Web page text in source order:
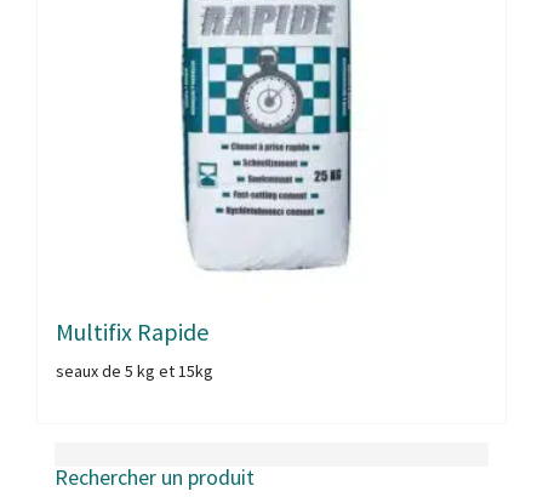
Multifix Rapide
seaux de 5 kg et 15kg
Rechercher un produit